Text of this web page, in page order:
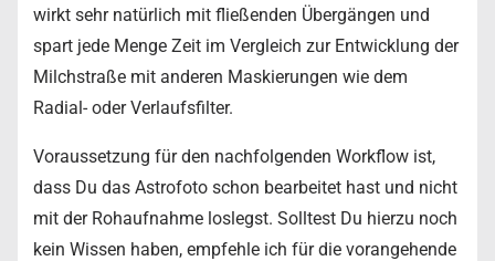
wirkt sehr natürlich mit fließenden Übergängen und
spart jede Menge Zeit im Vergleich zur Entwicklung der
Milchstraße mit anderen Maskierungen wie dem
Radial- oder Verlaufsfilter.
Voraussetzung für den nachfolgenden Workflow ist,
dass Du das Astrofoto schon bearbeitet hast und nicht
mit der Rohaufnahme loslegst. Solltest Du hierzu noch
kein Wissen haben, empfehle ich für die vorangehende